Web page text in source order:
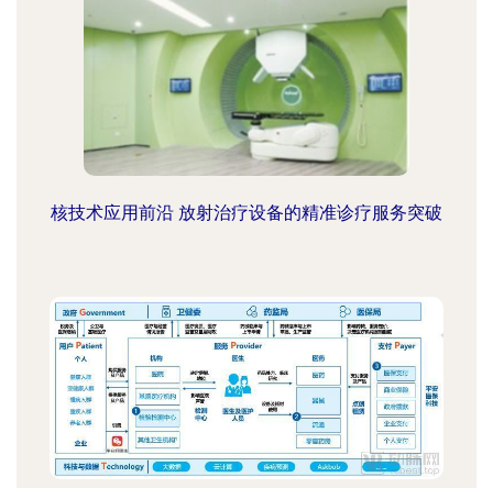
核技术应用前沿 放射治疗设备的精准诊疗服务突破